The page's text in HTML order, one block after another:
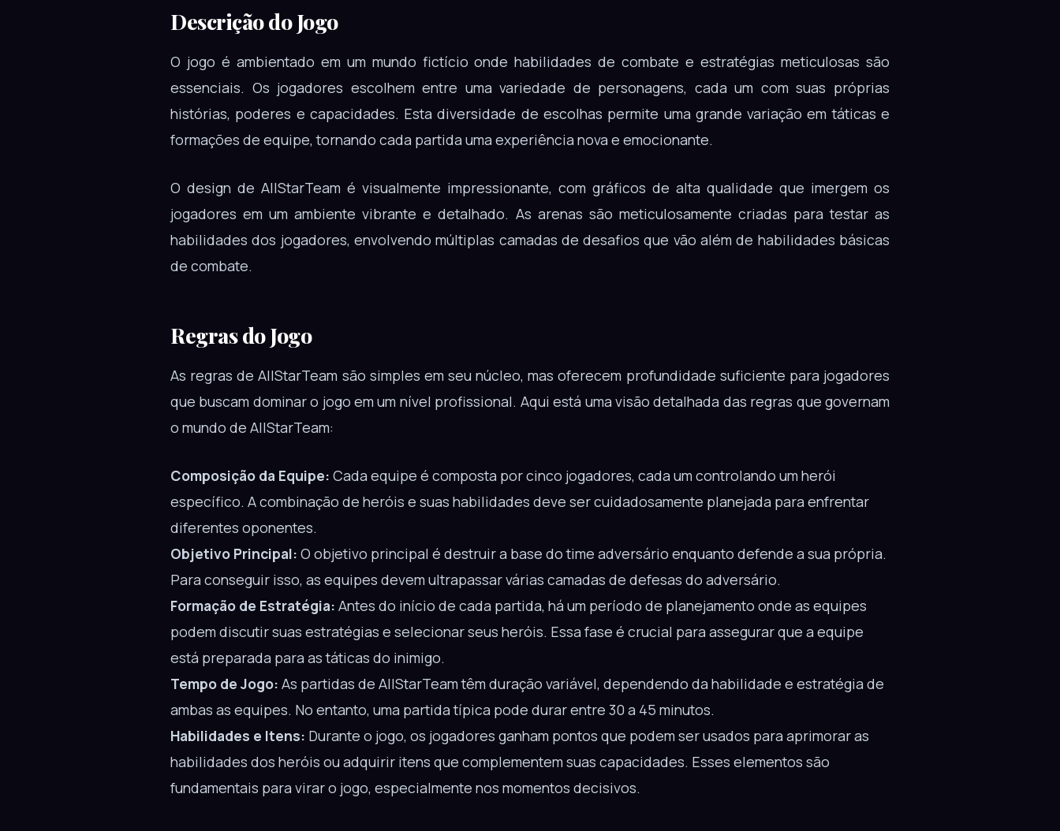
Descrição do Jogo
O jogo é ambientado em um mundo fictício onde habilidades de combate e estratégias meticulosas são
essenciais. Os jogadores escolhem entre uma variedade de personagens, cada um com suas próprias
histórias, poderes e capacidades. Esta diversidade de escolhas permite uma grande variação em táticas e
formações de equipe, tornando cada partida uma experiência nova e emocionante.
O design de AllStarTeam é visualmente impressionante, com gráficos de alta qualidade que imergem os
jogadores em um ambiente vibrante e detalhado. As arenas são meticulosamente criadas para testar as
habilidades dos jogadores, envolvendo múltiplas camadas de desafios que vão além de habilidades básicas
de combate.
Regras do Jogo
As regras de AllStarTeam são simples em seu núcleo, mas oferecem profundidade suficiente para jogadores
que buscam dominar o jogo em um nível profissional. Aqui está uma visão detalhada das regras que governam
o mundo de AllStarTeam:
Composição da Equipe: Cada equipe é composta por cinco jogadores, cada um controlando um herói
específico. A combinação de heróis e suas habilidades deve ser cuidadosamente planejada para enfrentar
diferentes oponentes.
Objetivo Principal: O objetivo principal é destruir a base do time adversário enquanto defende a sua própria.
Para conseguir isso, as equipes devem ultrapassar várias camadas de defesas do adversário.
Formação de Estratégia: Antes do início de cada partida, há um período de planejamento onde as equipes
podem discutir suas estratégias e selecionar seus heróis. Essa fase é crucial para assegurar que a equipe
está preparada para as táticas do inimigo.
Tempo de Jogo: As partidas de AllStarTeam têm duração variável, dependendo da habilidade e estratégia de
ambas as equipes. No entanto, uma partida típica pode durar entre 30 a 45 minutos.
Habilidades e Itens: Durante o jogo, os jogadores ganham pontos que podem ser usados para aprimorar as
habilidades dos heróis ou adquirir itens que complementem suas capacidades. Esses elementos são
fundamentais para virar o jogo, especialmente nos momentos decisivos.